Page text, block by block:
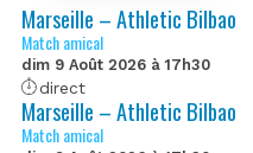
Marseille – Athletic Bilbao
Match amical
dim 9 Août 2026 à 17h30
direct
Marseille – Athletic Bilbao
Match amical